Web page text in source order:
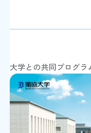
大学との共同プログラ